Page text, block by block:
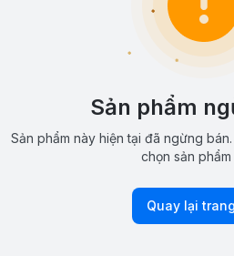
Sản phẩm
Sản phẩm này hiện tại đã ngừng
chọn sản phẩm
Quay lại